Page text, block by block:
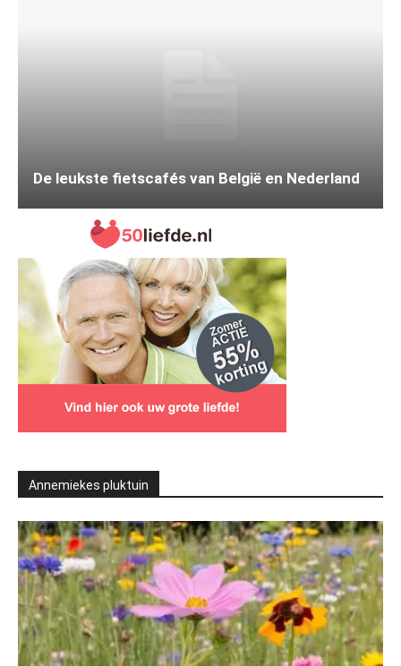
De leukste fietscafés van België en Nederland
Annemiekes pluktuin